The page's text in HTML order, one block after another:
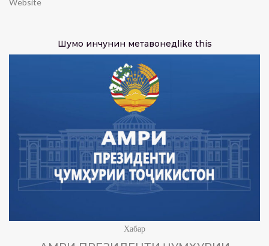
Шумо инчунин метавонедlike this
Хабар